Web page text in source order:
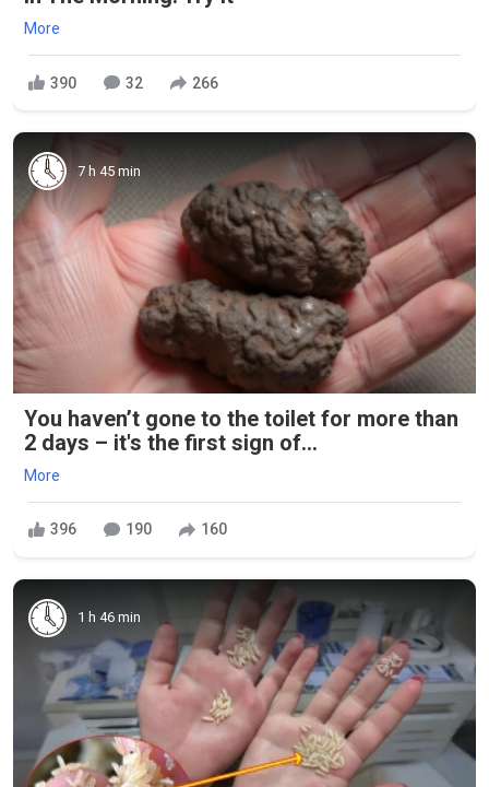
More
390 32 266
7 h 45 min
You haven’t gone to the toilet for more than
2 days – it's the first sign of...
More
396 190 160
1 h 46 min